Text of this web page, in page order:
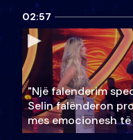
02:57
"Një falenderim
Selin falënderon
mes emocionesh